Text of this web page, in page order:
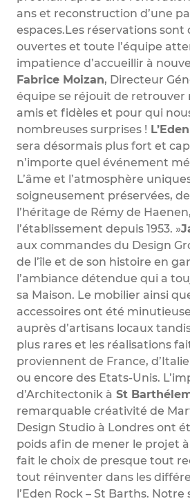
ans et reconstruction d’une
espaces.Les réservations sont
ouvertes et toute l’équipe
impatience d’accueillir à
Fabrice Moizan, Directeur
équipe se réjouit de retrouver
amis et fidèles et pour qui
nombreuses surprises !
sera désormais plus fort et
n’importe quel événement
L’âme et l’atmosphère
soigneusement préservées,
l’héritage de Rémy de
l’établissement depuis 1953. »
aux commandes du Design
de l’île et de son histoire en
l’ambiance détendue qui a
sa Maison. Le mobilier ainsi
accessoires ont été
auprès d’artisans locaux
plus rares et les réalisations
proviennent de France,
ou encore des Etats-Unis.
d’Architectonik à St
remarquable créativité de
Design Studio à Londres ont
poids afin de mener le projet
fait le choix de presque tout
tout réinventer dans les
l’Eden Rock – St Barths.